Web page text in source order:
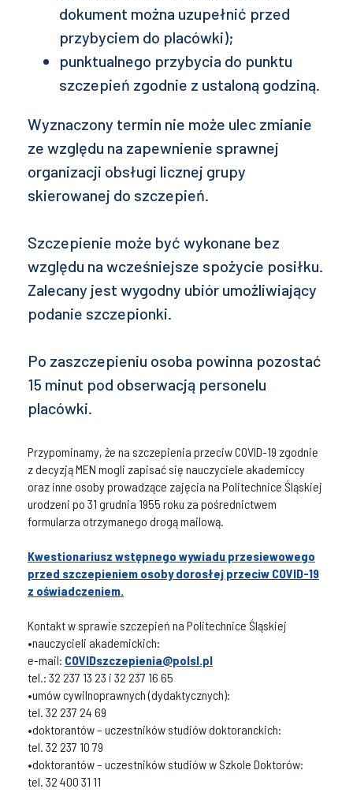
dokument można uzupełnić przed
przybyciem do placówki);
punktualnego przybycia do punktu
szczepień zgodnie z ustaloną godziną.
Wyznaczony termin nie może ulec zmianie
ze względu na zapewnienie sprawnej
organizacji obsługi licznej grupy
skierowanej do szczepień.
Szczepienie może być wykonane bez
względu na wcześniejsze spożycie posiłku.
Zalecany jest wygodny ubiór umożliwiający
podanie szczepionki.
Po zaszczepieniu osoba powinna pozostać
15 minut pod obserwacją personelu
placówki.
Przypominamy, że na szczepienia przeciw COVID-19 zgodnie
z decyzją MEN mogli zapisać się nauczyciele akademiccy
oraz inne osoby prowadzące zajęcia na Politechnice Śląskiej
urodzeni po 31 grudnia 1955 roku za pośrednictwem
formularza otrzymanego drogą mailową.
Kwestionariusz wstępnego wywiadu przesiewowego
przed szczepieniem osoby dorosłej przeciw COVID-19
z oświadczeniem.
Kontakt w sprawie szczepień na Politechnice Śląskiej
•nauczycieli akademickich:
e-mail: COVIDszczepienia@polsl.pl
tel.: 32 237 13 23 i 32 237 16 65
•umów cywilnoprawnych (dydaktycznych):
tel. 32 237 24 69
•doktorantów – uczestników studiów doktoranckich:
tel. 32 237 10 79
•doktorantów – uczestników studiów w Szkole Doktorów:
tel. 32 400 31 11